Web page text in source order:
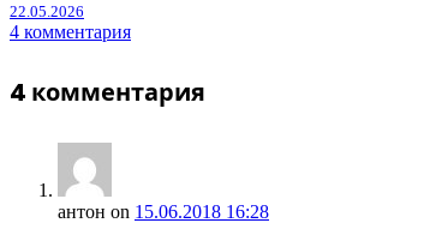
22.05.2026
4 комментария
4 комментария
антон on 15.06.2018 16:28